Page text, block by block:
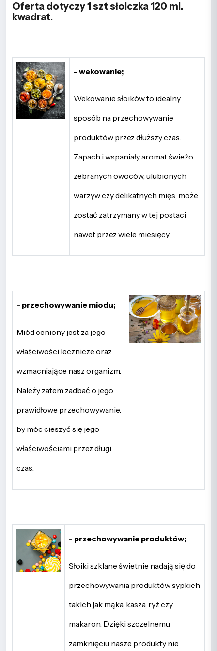
Oferta dotyczy 1 szt słoiczka 120 ml.
kwadrat.
- wekowanie;
Wekowanie słoików to idealny
sposób na przechowywanie
produktów przez dłuższy czas.
Zapach i wspaniały aromat świeżo
zebranych owoców, ulubionych
warzyw czy delikatnych mięs, może
zostać zatrzymany w tej postaci
nawet przez wiele miesięcy.
- przechowywanie miodu;
Miód ceniony jest za jego
właściwości lecznicze oraz
wzmacniające nasz organizm.
Należy zatem zadbać o jego
prawidłowe przechowywanie,
by móc cieszyć się jego
właściwościami przez długi
czas.
- przechowywanie produktów;
Słoiki szklane świetnie nadają się do
przechowywania produktów sypkich
takich jak mąka, kasza, ryż czy
makaron. Dzięki szczelnemu
zamknięciu nasze produkty nie